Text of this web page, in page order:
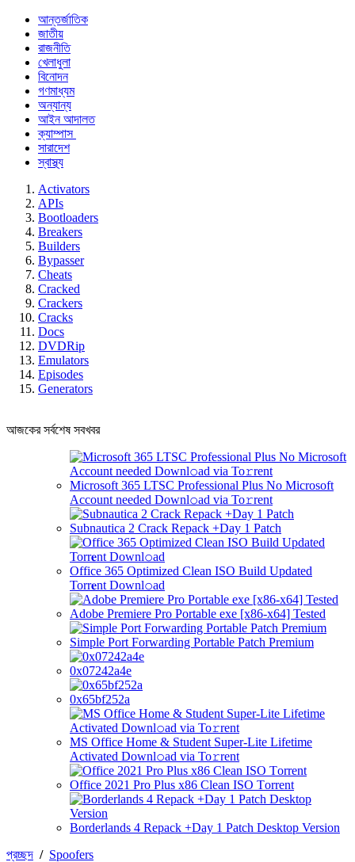
আন্তর্জাতিক
জাতীয়
রাজনীতি
খেলাধুলা
বিনোদন
গণমাধ্যম
অন্যান্য
আইন আদালত
ক্যাম্পাস
সারাদেশ
স্বাস্থ্য
Activators
APIs
Bootloaders
Breakers
Builders
Bypasser
Cheats
Cracked
Crackers
Cracks
Docs
DVDRip
Emulators
Episodes
Generators
আজকের সর্বশেষ সবখবর
Microsoft 365 LTSC Professional Plus No Microsoft
Account needed Downl𝚘ad via To𝚛rent
Subnautica 2 Crack Repack +Day 1 Patch
Office 365 Optimized Clean ISO Build Updated
Torr𝐞nt Downl𝚘аd
Adobe Premiere Pro Portable exe [x86-x64] Tested
Simple Port Forwarding Portable Patch Premium
0x07242a4e
0x65bf252a
MS Office Home & Student Super-Lite Lifetime
Activated Downl𝚘ad via To𝚛rent
Office 2021 Pro Plus x86 Clean ISO Tоrrеnt
Borderlands 4 Repack +Day 1 Patch Desktop Version
প্রচ্ছদ / Spoofers